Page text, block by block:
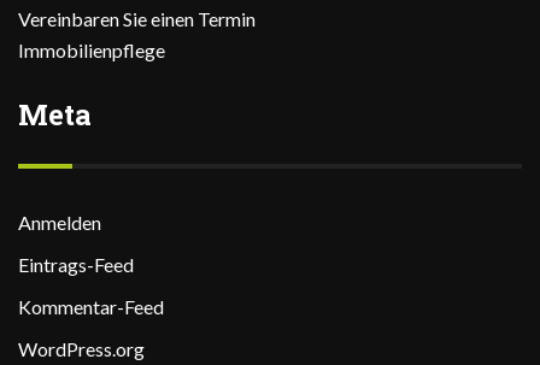
Vereinbaren Sie einen Termin
Immobilienpflege
Meta
Anmelden
Eintrags-Feed
Kommentar-Feed
WordPress.org